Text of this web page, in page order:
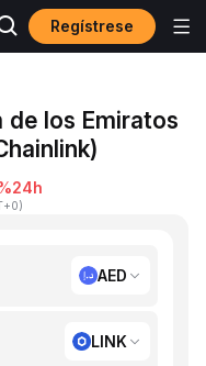
Regístrese
de los Emiratos
24h
)
AED
LINK